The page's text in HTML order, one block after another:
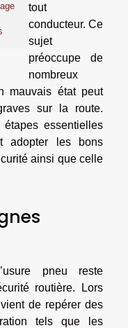
tout
conducteur. Ce
sujet
préoccupe de
nombreux
mauvais état peut
sur la route.
essentielles
adopter les bons
ainsi que celle
pneu reste
routière. Lors
de repérer des
tels que les